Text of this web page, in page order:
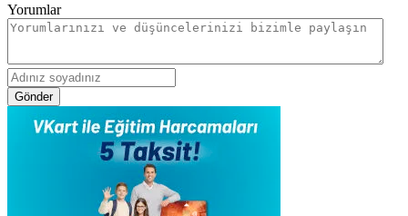
Yorumlar
Gönder